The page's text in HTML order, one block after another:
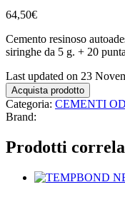
64,50€
Cemento resinoso
siringhe da 5 g. + 20
Last updated on 23
Acquista prodotto
Categoria: CEMENTI
Brand:
Prodotti